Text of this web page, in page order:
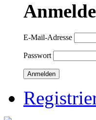
E-Mail-Adresse
Passwort
Anmelden